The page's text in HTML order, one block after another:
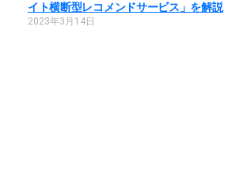
イト横断型レコメンドサービス」を解説
2023年3月14日